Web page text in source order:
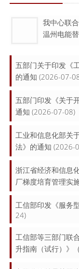
我中心联
温州电能
五部门关于印发《
的通知 (2026-07-
五部门印发《关于
通知 (2026-07-08)
工业和信息化部关
法》的通知 (2026-
浙江省经济和信息
厂梯度培育管理实
工信部印发《服务
24)
工信部等三部门联
升指南（试行）》